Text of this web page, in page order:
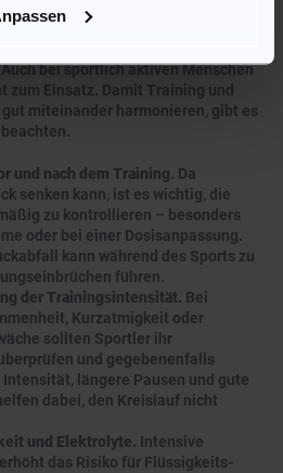
Rezeptorblocker (ARB), wird häufig
bei sportlich aktiven Menschen
zum Einsatz. Damit Training und
miteinander harmonieren, gibt es
und nach dem Training. Da
senken kann, ist es wichtig, die
zu kontrollieren – besonders
oder bei einer Dosisanpassung.
kann während des Sports zu
führen.
der Trainingsintensität. Bei
Kurzatmigkeit oder
sollten Sportler ihr
und gegebenenfalls
längere Pausen und gute
dabei, den Kreislauf nicht
und Elektrolyte. Intensive
das Risiko für Flüssigkeits-